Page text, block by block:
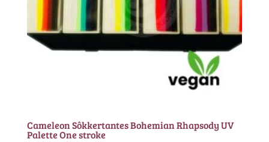
Cameleon Sôkkertantes Bohemian Rhapsody UV
Palette One stroke